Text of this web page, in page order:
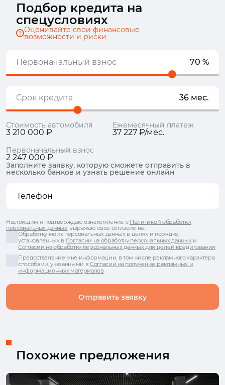
Подбор кредита на
спецусловиях
Оценивайте свои финансовые
возможности и риски
Первоначальный взнос 70 %
Срок кредита 36 мес.
Стоимость автомобиля
3 210 000 ₽
Ежемесячный платеж
37 227 ₽/мес.
Первоначальный взнос
2 247 000 ₽
Заполните заявку, которую сможете отправить в
несколько банков и узнать решение онлайн
Отправить заявку
Настоящим я подтверждаю ознакомление с Политикой обработки
персональных данных, выражаю свое согласие на:
Обработку моих персональных данных в целях и порядке,
установленных в Согласии на обработку персональных данныхи
Согласии на обработку персональных данных для целей кредитования
Предоставление мне информации, в том числе рекламного характера
способами, указанными вСогласии на получение рекламных и
информационных материалов
Похожие предложения